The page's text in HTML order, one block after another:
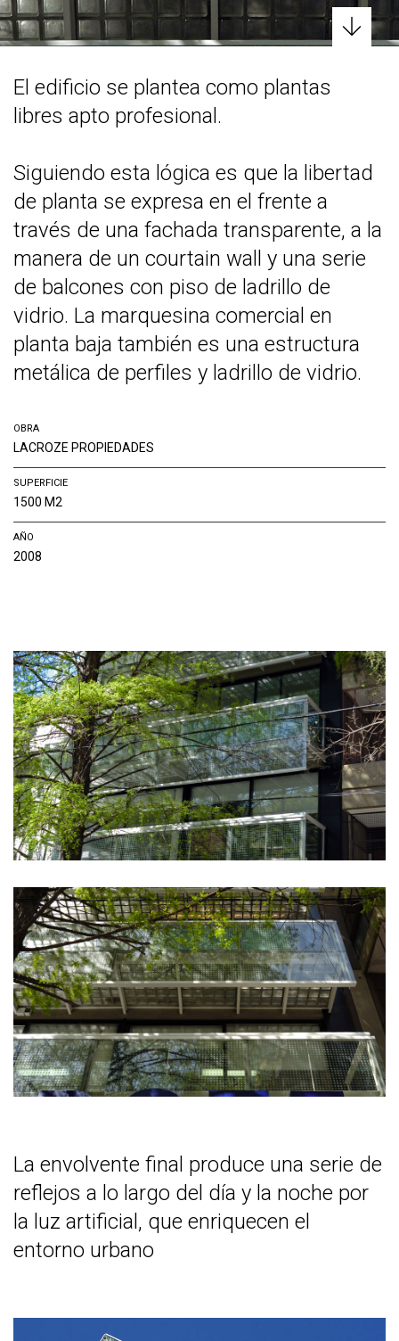
El edificio se plantea como plantas
libres apto profesional.
Siguiendo esta lógica es que la libertad
de planta se expresa en el frente a
través de una fachada transparente, a la
manera de un courtain wall y una serie
de balcones con piso de ladrillo de
vidrio. La marquesina comercial en
planta baja también es una estructura
metálica de perfiles y ladrillo de vidrio.
OBRA
LACROZE PROPIEDADES
SUPERFICIE
1500 M2
AÑO
2008
La envolvente final produce una serie de
reflejos a lo largo del día y la noche por
la luz artificial, que enriquecen el
entorno urbano